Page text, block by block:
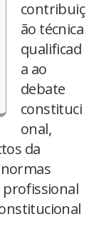
contribuiç
ão técnica
qualificad
a ao
debate
constituci
onal,
da
profissional